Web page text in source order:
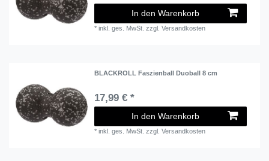
In den Warenkorb
*inkl. ges. MwSt. zzgl.Versandkosten
BLACKROLL Faszienball Duoball 8 cm
17,99 € *
In den Warenkorb
*inkl. ges. MwSt. zzgl.Versandkosten